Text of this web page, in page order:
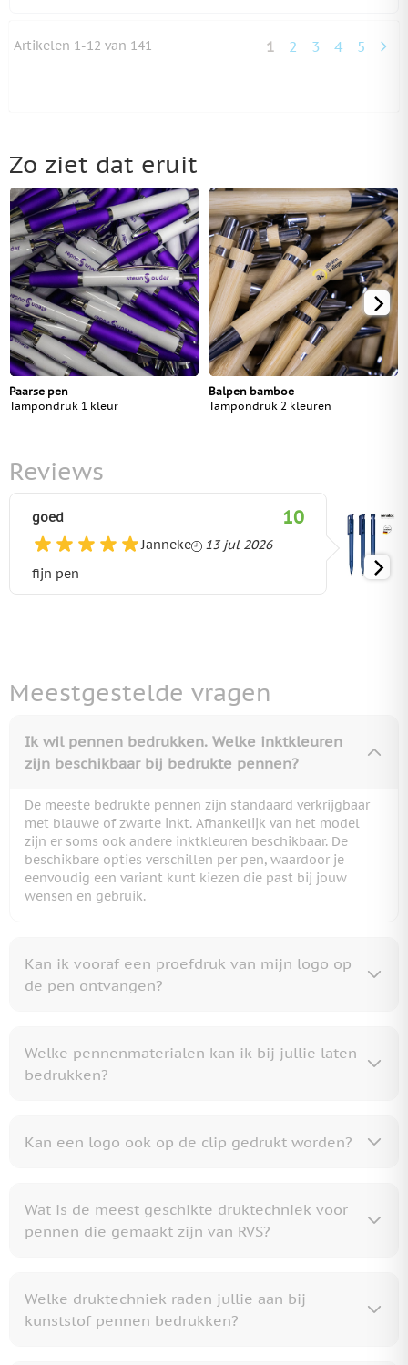
Artikelen 1-12 van 141 U lees momenteel
1 Pagina
2 Pagina
3 Pagina
4 Pagina
5
Reviews
goed
Janneke
13 juli 2026
13 jul 2026
fijn pen
10
Zo ziet dat eruit
Paarse pen
Tampondruk 1 kleur
Balpen bamboe
Tampondruk 2 kleuren
Meestgestelde vragen
Ik wil pennen bedrukken. Welke inktkleuren
zijn beschikbaar bij bedrukte pennen?
De meeste bedrukte pennen zijn standaard verkrijgbaar
met blauwe of zwarte inkt. Afhankelijk van het model
zijn er soms ook andere inktkleuren beschikbaar. De
beschikbare opties verschillen per pen, waardoor je
eenvoudig een variant kunt kiezen die past bij jouw
wensen en gebruik.
Kan ik vooraf een proefdruk van mijn logo op
de pen ontvangen?
Welke pennenmaterialen kan ik bij jullie laten
bedrukken?
Kan een logo ook op de clip gedrukt worden?
Wat is de meest geschikte druktechniek voor
pennen die gemaakt zijn van RVS?
Welke druktechniek raden jullie aan bij
kunststof pennen bedrukken?